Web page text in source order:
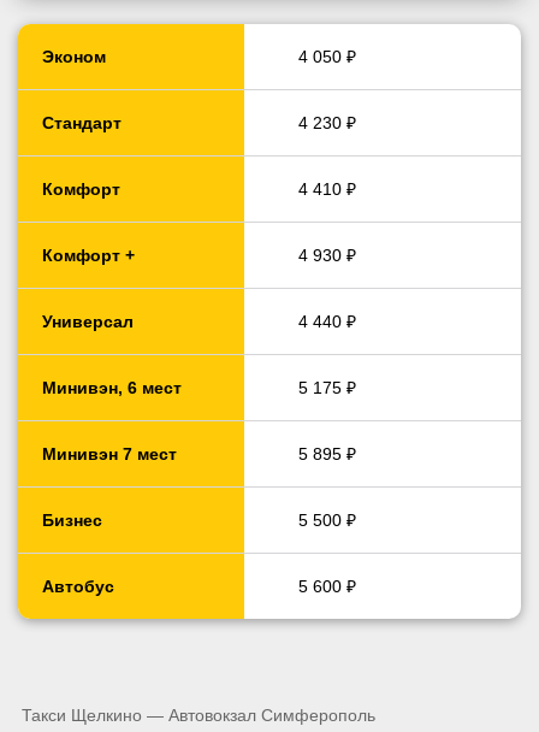
Эконом 4 050 ₽
Стандарт 4 230 ₽
Комфорт 4 410 ₽
Комфорт + 4 930 ₽
Универсал 4 440 ₽
Минивэн, 6 мест 5 175 ₽
Минивэн 7 мест 5 895 ₽
Бизнес 5 500 ₽
Автобус 5 600 ₽
Такси Щелкино — Автовокзал Симферополь